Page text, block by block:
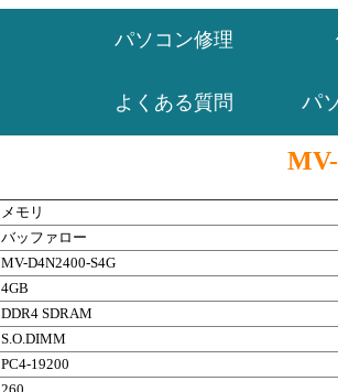
パソコン修理
よくある質問 パ
メモリ
バッファロー
MV-D4N2400-S4G
4GB
DDR4 SDRAM
S.O.DIMM
PC4-19200